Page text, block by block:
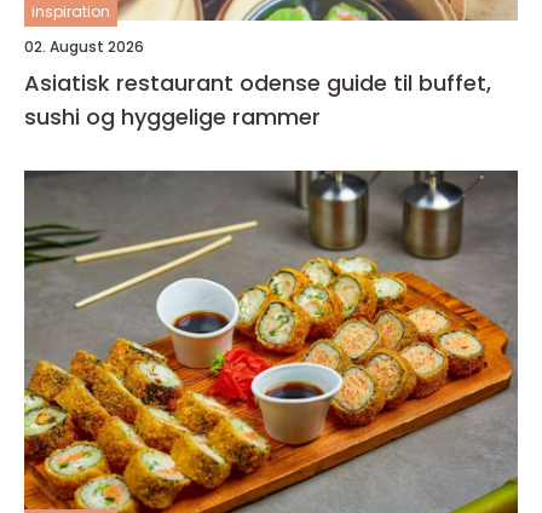
inspiration
02. August 2026
Asiatisk restaurant odense guide til buffet,
sushi og hyggelige rammer